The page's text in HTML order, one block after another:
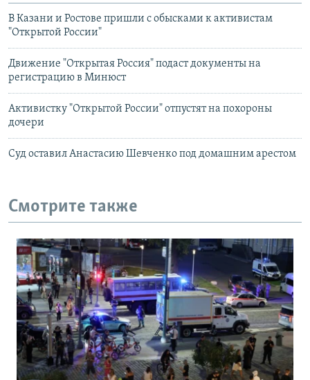
В Казани и Ростове пришли с обысками к активистам
"Открытой России"
Движение "Открытая Россия" подаст документы на
регистрацию в Минюст
Активистку "Открытой России" отпустят на похороны
дочери
Суд оставил Анастасию Шевченко под домашним арестом
Смотрите также